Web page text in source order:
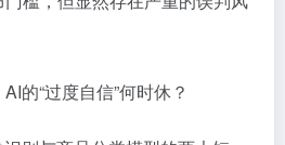
的“过度自信”何时休？